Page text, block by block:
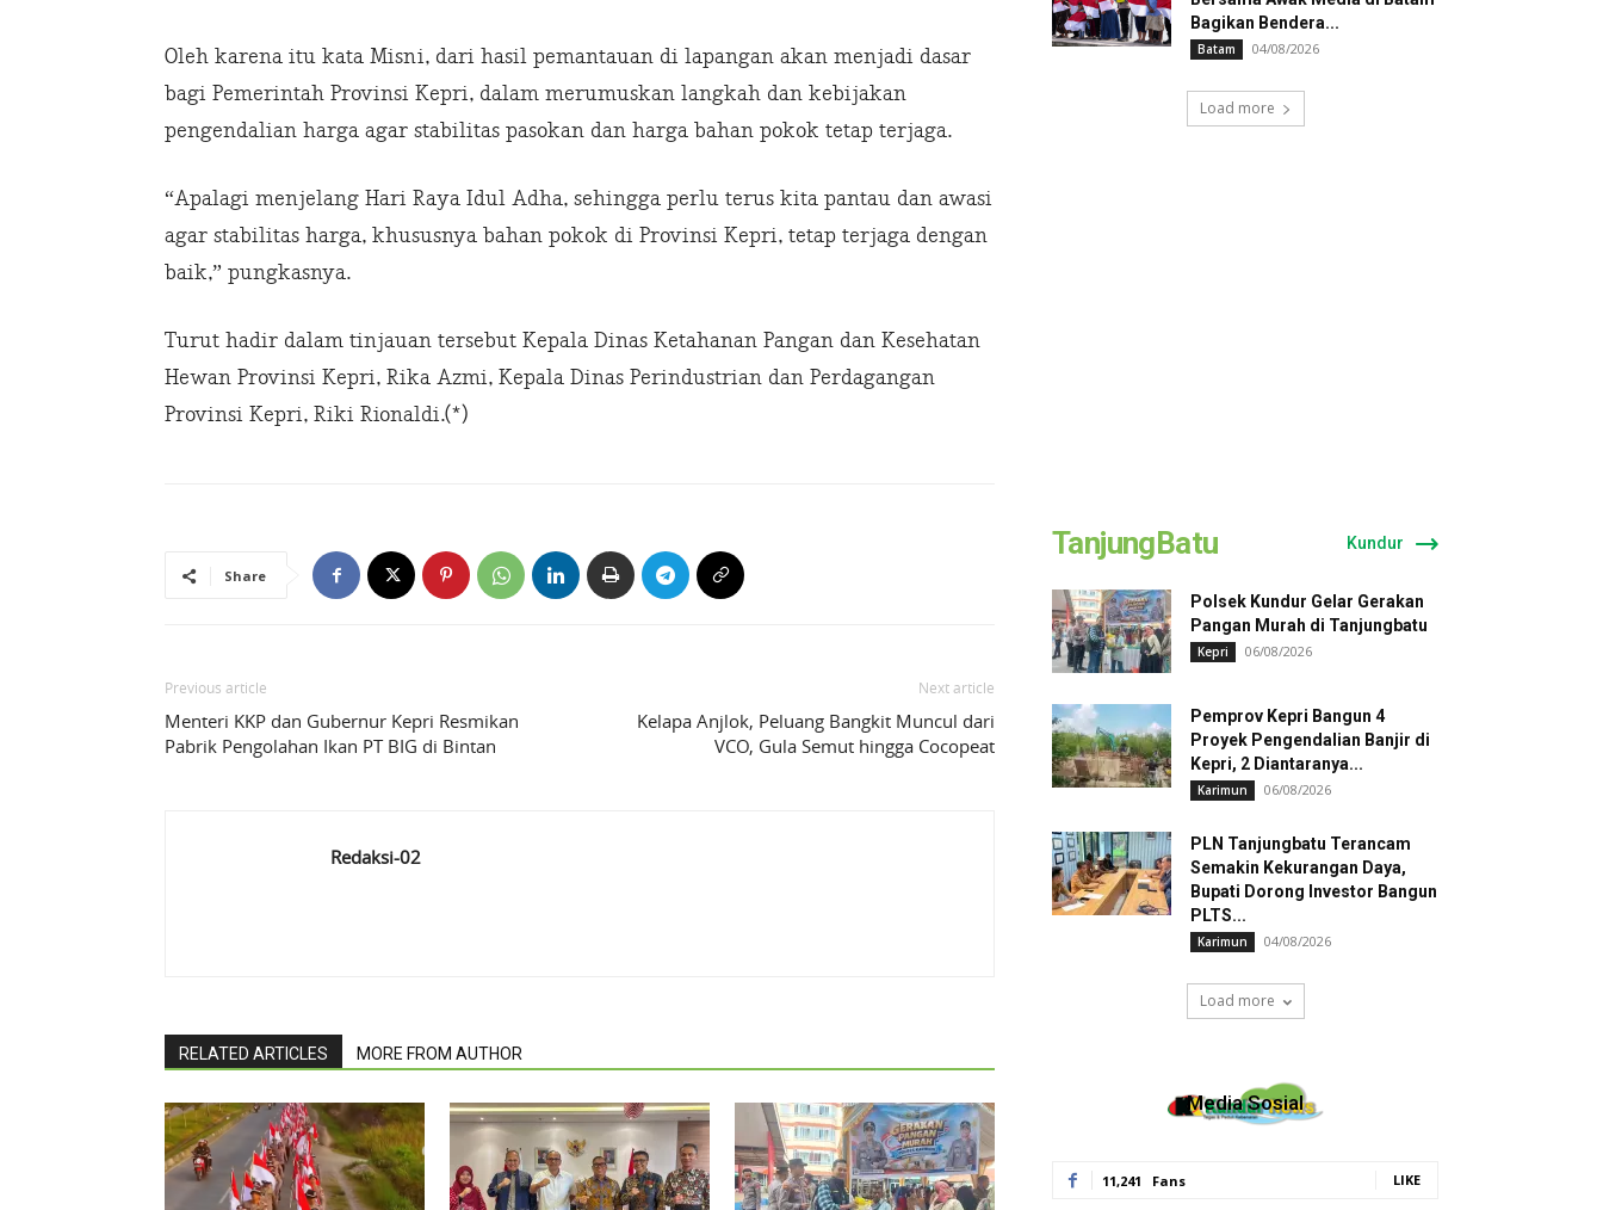
Oleh karena itu kata Misni, dari hasil pemantauan di lapangan akan menjadi dasar
bagi Pemerintah Provinsi Kepri, dalam merumuskan langkah dan kebijakan
pengendalian harga agar stabilitas pasokan dan harga bahan pokok tetap terjaga.
“Apalagi menjelang Hari Raya Idul Adha, sehingga perlu terus kita pantau dan awasi
agar stabilitas harga, khususnya bahan pokok di Provinsi Kepri, tetap terjaga dengan
baik,” pungkasnya.
Turut hadir dalam tinjauan tersebut Kepala Dinas Ketahanan Pangan dan Kesehatan
Hewan Provinsi Kepri, Rika Azmi, Kepala Dinas Perindustrian dan Perdagangan
Provinsi Kepri, Riki Rionaldi.(*)
Share
Previous article
Menteri KKP dan Gubernur Kepri Resmikan
Pabrik Pengolahan Ikan PT BIG di Bintan
Next article
Kelapa Anjlok, Peluang Bangkit Muncul dari
VCO, Gula Semut hingga Cocopeat
Redaksi-02
RELATED ARTICLES MORE FROM AUTHOR
Bagikan Bendera...
Batam 04/08/2026
Load more
TanjungBatu Kundur
Polsek Kundur Gelar Gerakan
Pangan Murah di Tanjungbatu
Kepri 06/08/2026
Pemprov Kepri Bangun 4
Proyek Pengendalian Banjir di
Kepri, 2 Diantaranya...
Karimun 06/08/2026
PLN Tanjungbatu Terancam
Semakin Kekurangan Daya,
Bupati Dorong Investor Bangun
PLTS...
Karimun 04/08/2026
Load more
Media Sosial
11,241 Fans LIKE